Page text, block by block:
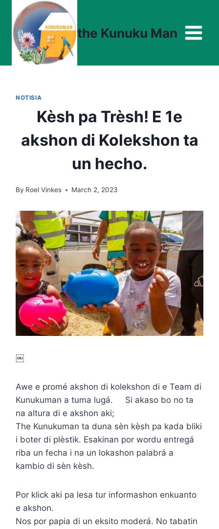
content
the Kunuku Man
NOTISIA
Kèsh pa Trèsh! E 1e
akshon di Kolekshon ta
un hecho.
By Roel Vinkes March 2, 2023
￼
Awe e promé akshon di kolekshon di e Team di
Kunukuman a tuma lugá. Si akaso bo no ta
na altura di e akshon aki;
The Kunukuman ta duna sèn kèsh pa kada bliki
i boter di plèstik. Esakinan por wordu entregá
riba un fecha i na un lokashon palabrá a
kambio di sèn kèsh.
Por klick aki pa lesa tur informashon enkuanto
e akshon.
Nos por papia di un eksito moderá. No tabatin